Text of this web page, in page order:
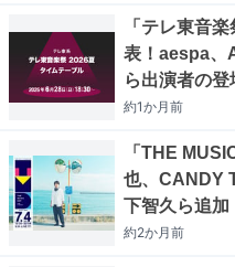
「テレ東音
表！aespa、
ら出演者の登
約1か月前
「THE
也、CANDY
下智久ら追加
約2か月前